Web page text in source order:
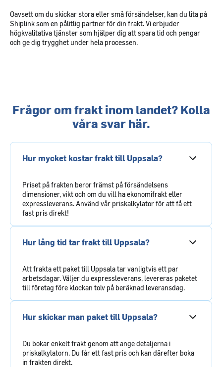
Oavsett om du skickar stora eller små försändelser, kan du lita på
Shiplink som en pålitlig partner för din frakt. Vi erbjuder
högkvalitativa tjänster som hjälper dig att spara tid och pengar
och ge dig trygghet under hela processen.
Frågor om frakt inom landet? Kolla
våra svar här.
Hur mycket kostar frakt till Uppsala?
Priset på frakten beror främst på försändelsens
dimensioner, vikt och om du vill ha ekonomifrakt eller
expressleverans. Använd vår priskalkylator för att få ett
fast pris direkt!
Hur lång tid tar frakt till Uppsala?
Att frakta ett paket till Uppsala tar vanligtvis ett par
arbetsdagar. Väljer du expressleverans, levereras paketet
till företag före klockan tolv på beräknad leveransdag.
Hur skickar man paket till Uppsala?
Du bokar enkelt frakt genom att ange detaljerna i
priskalkylatorn. Du får ett fast pris och kan därefter boka
in frakten direkt.